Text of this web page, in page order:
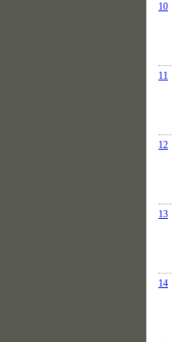
10
11
12
13
14